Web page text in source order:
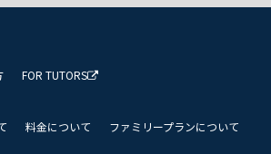
FOR TUTORS
料金について
ファミリープランについて